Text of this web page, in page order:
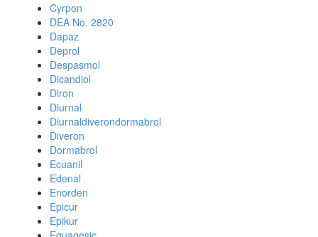
Cyrpon
DEA No. 2820
Dapaz
Deprol
Despasmol
Dicandiol
Diron
Diurnal
Diurnaldiverondormabrol
Diveron
Dormabrol
Ecuanil
Edenal
Enorden
Epicur
Epikur